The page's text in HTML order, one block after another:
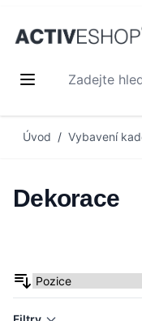
Zadejte
Úvod / Vybavení
Dekorace